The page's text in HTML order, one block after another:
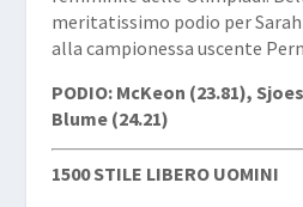
meritatissimo podio per Sarah
alla campionessa uscente
PODIO: McKeon (23.81),
Blume (24.21)
1500 STILE LIBERO UOMINI